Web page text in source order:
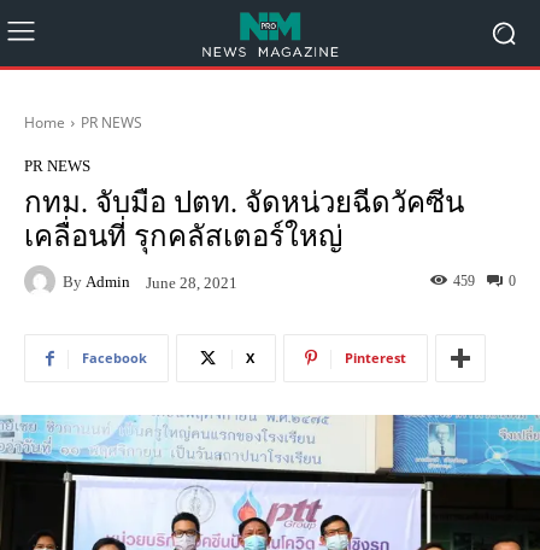
Home PR NEWS
PR NEWS
กทม. จับมือ ปตท. จัดหน่วยฉีดวัคซีน
เคลื่อนที่ รุกคลัสเตอร์ใหญ่
By Admin June 28, 2021 0
459
Facebook X Pinterest